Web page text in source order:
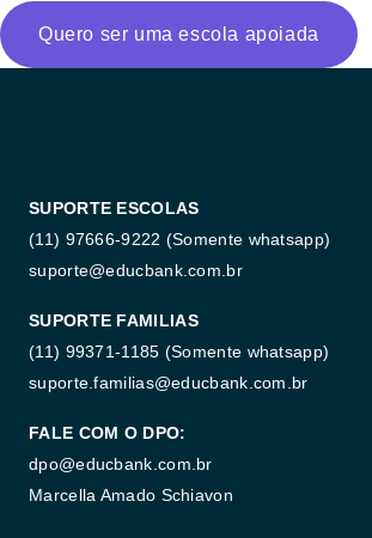
Quero ser uma escola apoiada
SUPORTE ESCOLAS
(11) 97666-9222 (Somente whatsapp)
suporte@educbank.com.br
SUPORTE FAMILIAS
(11) 99371-1185 (Somente whatsapp)
suporte.familias@educbank.com.br
FALE COM O DPO:
dpo@educbank.com.br
Marcella Amado Schiavon